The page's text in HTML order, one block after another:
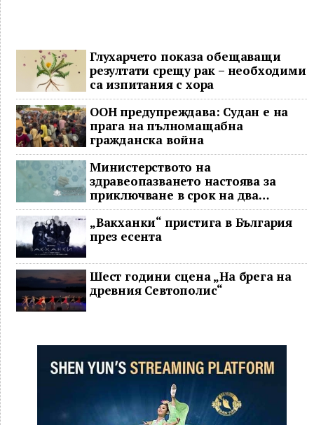
Глухарчето показа обещаващи
резултати срещу рак – необходими
са изпитания с хора
ООН предупреждава: Судан е на
прага на пълномащабна
гражданска война
Министерството на
здравеопазването настоява за
приключване в срок на два
ключови строителни проекта
„Вакханки“ пристига в България
през есента
Шест години сцена „На брега на
древния Севтополис“